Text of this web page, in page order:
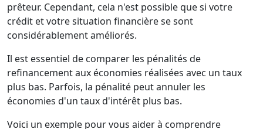
prêteur. Cependant, cela n'est possible que si votre
crédit et votre situation financière se sont
considérablement améliorés.
Il est essentiel de comparer les pénalités de
refinancement aux économies réalisées avec un taux
plus bas. Parfois, la pénalité peut annuler les
économies d'un taux d'intérêt plus bas.
Voici un exemple pour vous aider à comprendre